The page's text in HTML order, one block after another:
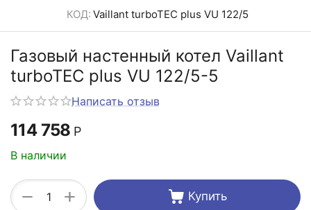
КОД: Vaillant turboTEC plus VU 122/5
Газовый настенный котел Vaillant
turboTEC plus VU 122/5-5
Написать отзыв
114 758 Р
В наличии
+
− Купить